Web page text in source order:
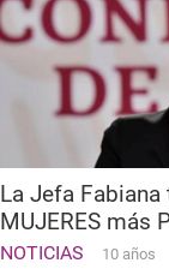
La Jefa
MUJERES más
NOTICIAS 10 años